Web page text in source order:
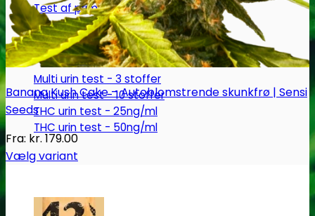
Test af primære aminer
URIN TESTS
Multi urin test - 3 stoffer
Multi urin test - 10 stoffer
THC urin test - 25ng/ml
THC urin test - 50ng/ml
Banana Kush Cake – Autoblomstrende skunkfrø | Sensi
Seeds
Fra: kr. 179.00
Vælg variant
vare